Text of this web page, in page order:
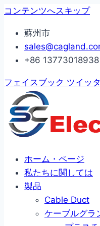
コンテンツへスキップ
蘇州市
+86 13773018938
フェイスブック ツイッ
ホーム・ページ
私たちに関しては
製品
Cable Duct
ケーブルグラ